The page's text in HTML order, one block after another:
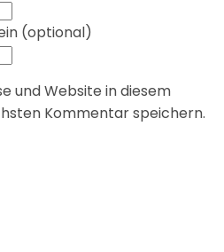
(optional)
und Website in diesem
Kommentar speichern.